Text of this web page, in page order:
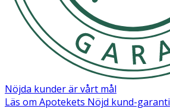
Nöjda kunder är vårt mål
Läs om Apotekets Nöjd kund-garanti